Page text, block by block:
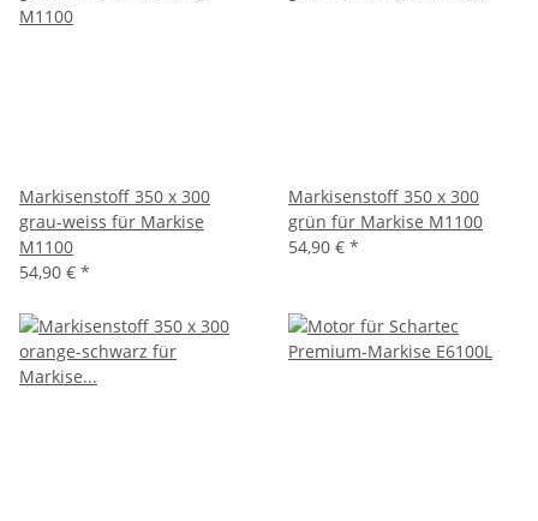
Markisenstoff 350 x 300
grau-weiss für Markise
M1100
54,90 € *
Markisenstoff 350 x 300
grün für Markise M1100
54,90 € *